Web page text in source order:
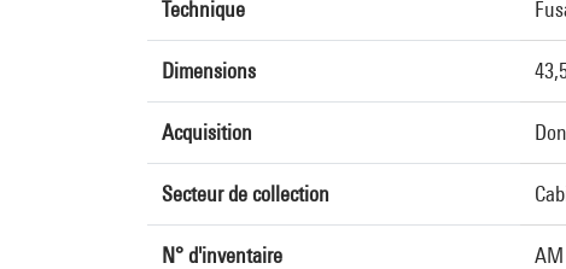
Technique
Dimensions
Acquisition
Secteur de collection
N° d'inventaire AM